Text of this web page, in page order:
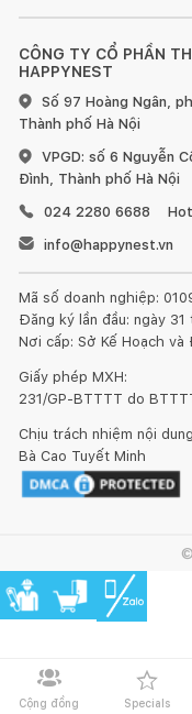
Cộng đồng Specials
CÔNG TY CỔ PHẦN
HAPPYNEST
Số 97 Hoàng Ngân,
Thành phố Hà Nội
VPGD: số 6 Nguyễn
Đình, Thành phố Hà Nội
024 2280 6688
info@happynest.vn
Mã số doanh nghiệp:
Đăng ký lần đầu: ngày 31
Nơi cấp: Sở Kế Hoạch và
Giấy phép MXH:
231/GP-BTTTT do
Chịu trách nhiệm nội
Bà Cao Tuyết Minh